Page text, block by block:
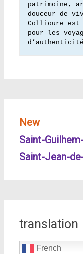
patrimoine,
douceur de
Collioure est
pour les
New
Saint-
Saint-Jean-
translation
French